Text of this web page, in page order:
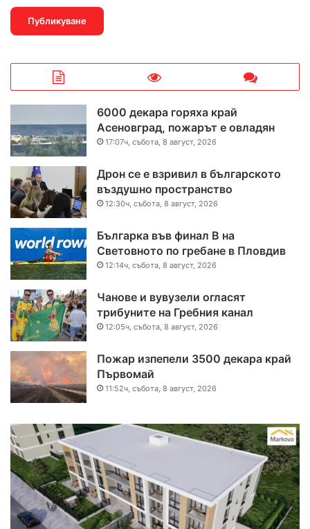
6000 декара горяха край
Асеновград, пожарът е овладян
17:07ч, събота, 8 август, 2026
Дрон се е взривил в българското
въздушно пространство
12:30ч, събота, 8 август, 2026
Българка във финал B на
Световното по гребане в Пловдив
12:14ч, събота, 8 август, 2026
Чанове и вувузели огласят
трибуните на Гребния канал
12:05ч, събота, 8 август, 2026
Пожар изпепели 3500 декара край
Първомай
11:52ч, събота, 8 август, 2026